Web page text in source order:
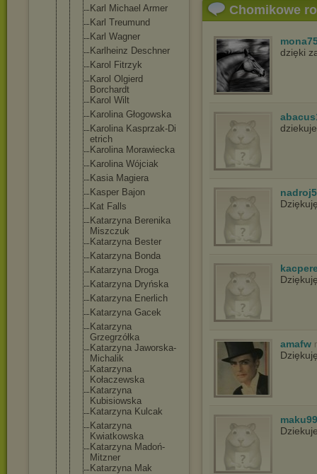
Karl Michael Armer
Karl Treumund
Karl Wagner
Karlheinz Deschner
Karol Fitrzyk
Karol Olgierd
Borchardt
Karol Wilt
Karolina Głogowska
Karolina Kasprzak-Di
etrich
Karolina Morawiecka
Karolina Wójciak
Kasia Magiera
Kasper Bajon
Kat Falls
Katarzyna Berenika
Miszczuk
Katarzyna Bester
Katarzyna Bonda
Katarzyna Droga
Katarzyna Dryńska
Katarzyna Enerlich
Katarzyna Gacek
Katarzyna
Grzegrzółka
Katarzyna Jaworska-
Michalik
Katarzyna
Kołaczewska
Katarzyna
Kubisiowska
Katarzyna Kulcak
Katarzyna
Kwiatkowska
Katarzyna Madoń-
Mitzner
Katarzyna Mak
Chomikowe
dzięki
dziekuje
amafw
maku99